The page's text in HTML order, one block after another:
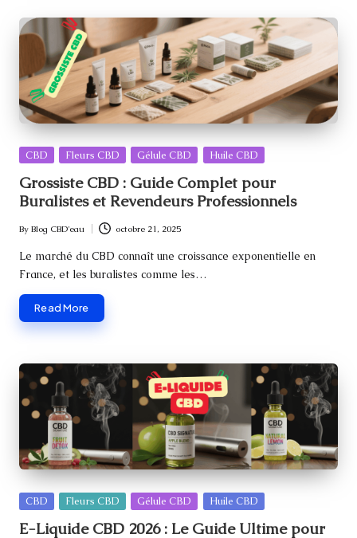
Posted
CBD Fleurs CBD Gélule CBD Huile CBD
Grossiste CBD : Guide Complet pour
Buralistes et Revendeurs Professionnels
Posted
by
By Blog CBD'eau octobre 21, 2025
Le marché du CBD connaît une croissance exponentielle en
France, et les buralistes comme les…
Read More
Posted
CBD Fleurs CBD Gélule CBD Huile CBD
E-Liquide CBD 2026 : Le Guide Ultime pour